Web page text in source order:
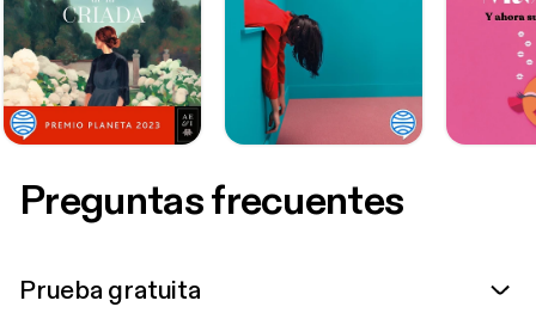
Preguntas frecuentes
Prueba gratuita